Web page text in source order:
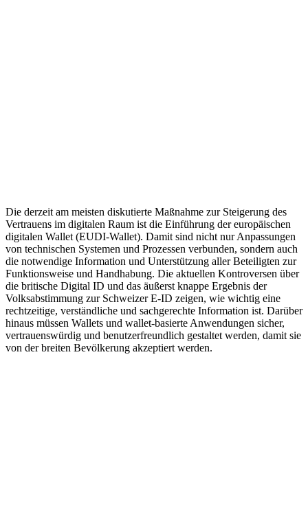
Die derzeit am meisten diskutierte Maßnahme zur Steigerung des
Vertrauens im digitalen Raum ist die Einführung der europäischen
digitalen Wallet (EUDI-Wallet). Damit sind nicht nur Anpassungen
von technischen Systemen und Prozessen verbunden, sondern auch
die notwendige Information und Unterstützung aller Beteiligten zur
Funktionsweise und Handhabung. Die aktuellen Kontroversen über
die britische Digital ID und das äußerst knappe Ergebnis der
Volksabstimmung zur Schweizer E-ID zeigen, wie wichtig eine
rechtzeitige, verständliche und sachgerechte Information ist. Darüber
hinaus müssen Wallets und wallet-basierte Anwendungen sicher,
vertrauenswürdig und benutzerfreundlich gestaltet werden, damit sie
von der breiten Bevölkerung akzeptiert werden.